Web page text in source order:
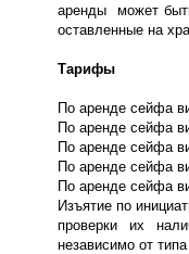
аренды может
оставленные на
Тарифы
По аренде сейфа
По аренде сейфа
По аренде сейфа
По аренде сейфа
По аренде сейфа
Изъятие по
проверки их
независимо от